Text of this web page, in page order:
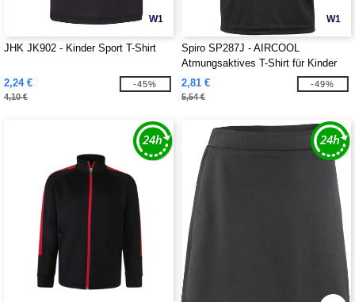
W1
JHK JK902 - Kinder Sport T-Shirt
2,24 €
4,10 €
-45%
W1
Spiro SP287J - AIRCOOL
Atmungsaktives T-Shirt für Kinder
2,81 €
5,54 €
-49%